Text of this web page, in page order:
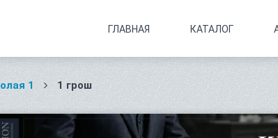
ГЛАВНАЯ КАТАЛОГ
1 1 грош